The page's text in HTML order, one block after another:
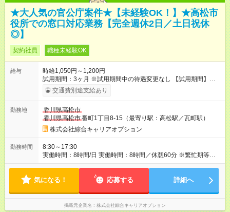
★大人気の官公庁案件★【未経験OK！】★高松市
役所での窓口対応業務【完全週休2日／土日祝休
◎】
契約社員 職種未経験OK
給与
時給1,050円～1,200円
試用期間：3ヶ月 ※試用期間中の待遇変更なし 【試用期間】試用
期間あり 試用期間の長さ：3ヶ月 雇用形態、給与は本採用時と
同じです。
交通費別途支給あり
勤務地
香川県高松市
香川県高松市番町1丁目8-15（最寄り駅：高松駅／瓦町駅）
株式会社綜合キャリアオプション
勤務時間
8:30～17:30
実働時間：8時間/日 実働時間：8時間／休憩60分 ※繁忙期等にお
ける窓口延長(年度末から年度初めの平日10日間程度)を行う場合
気になる！ 応募する 詳細へ
掲載元企業名 株式会社綜合キャリアオプション